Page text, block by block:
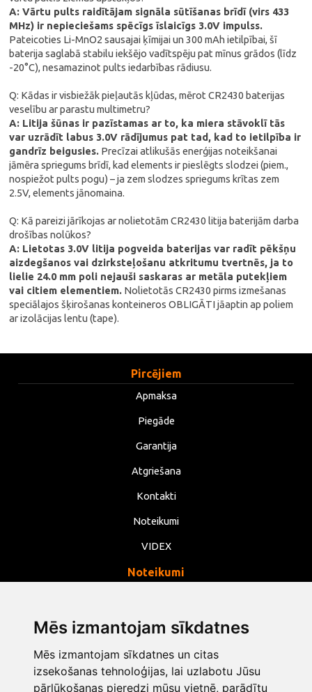
Mēs izmantojam sīkdatnes
Mēs izmantojam sīkdatnes un citas
izsekošanas tehnoloģijas, lai uzlabotu Jūsu
pārlūkošanas pieredzi mūsu vietnē, parādītu
A: Vārtu pults raidītājam signāla sūtīšanas brīdī (virs 433
MHz) ir nepieciešams spēcīgs īslaicīgs 3.0V impulss.
Pateicoties Li-MnO2 sausajai ķīmijai un 300 mAh ietilpībai, šī
baterija saglabā stabilu iekšējo vadītspēju pat mīnus grādos (līdz
-20°C), nesamazinot pults iedarbības rādiusu.
Q: Kādas ir visbiežāk pieļautās kļūdas, mērot CR2430 baterijas
veselību ar parastu multimetru?
A: Litija šūnas ir pazīstamas ar to, ka miera stāvoklī tās
var uzrādīt labus 3.0V rādījumus pat tad, kad to ietilpība ir
gandrīz beigusies. Precīzai atlikušās enerģijas noteikšanai
jāmēra spriegums brīdī, kad elements ir pieslēgts slodzei (piem.,
nospiežot pults pogu) – ja zem slodzes spriegums krītas zem
2.5V, elements jānomaina.
Q: Kā pareizi jārīkojas ar nolietotām CR2430 litija baterijām darba
drošības nolūkos?
A: Lietotas 3.0V litija pogveida baterijas var radīt pēkšņu
aizdegšanos vai dzirksteļošanu atkritumu tvertnēs, ja to
lielie 24.0 mm poli nejauši saskaras ar metāla putekļiem
vai citiem elementiem. Nolietotās CR2430 pirms izmešanas
speciālajos šķirošanas konteineros OBLIGĀTI jāaptin ap poliem
ar izolācijas lentu (tape).
Pircējiem
Apmaksa
Piegāde
Garantija
Atgriešana
Kontakti
Noteikumi
VIDEX
Noteikumi
Noteikumi
Mainīt sīkdatņu iestatījumus